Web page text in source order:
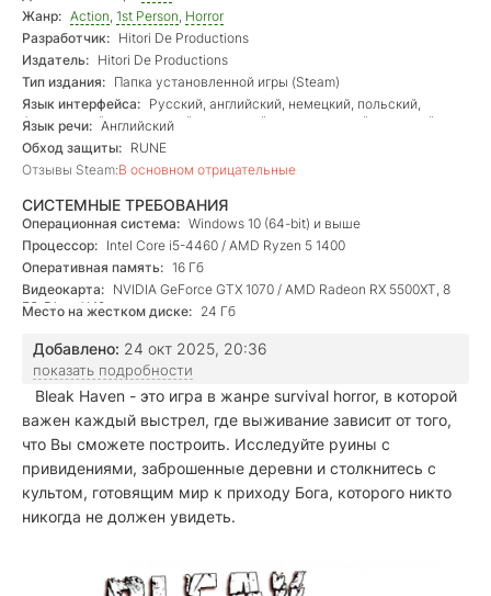
Жанр: Action, 1st Person, Horror
Разработчик: Hitori De Productions
Издатель: Hitori De Productions
Тип издания: Папка установленной игры (Steam)
Язык интерфейса: Русский, английский, немецкий, польский,
французский, итальянский, испанский, португальский, турецкий,
японский, корейский, китайский
Язык речи: Английский
Обход защиты: RUNE
Отзывы Steam:В основном отрицательные
СИСТЕМНЫЕ ТРЕБОВАНИЯ
Операционная система: Windows 10 (64-bit) и выше
Процессор: Intel Core i5-4460 / AMD Ryzen 5 1400
Оперативная память: 16 Гб
Видеокарта: NVIDIA GeForce GTX 1070 / AMD Radeon RX 5500XT, 8
Гб, DirectX 12
Место на жестком диске: 24 Гб
Добавлено: 24 окт 2025, 20:36
показать подробности
Bleak Haven - это игра в жанре survival horror, в которой
важен каждый выстрел, где выживание зависит от того,
что Вы сможете построить. Исследуйте руины с
привидениями, заброшенные деревни и столкнитесь с
культом, готовящим мир к приходу Бога, которого никто
никогда не должен увидеть.